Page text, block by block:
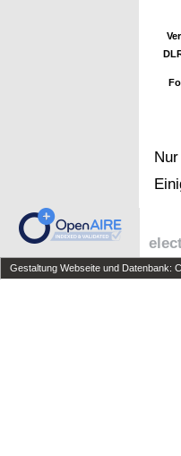
Gestaltung Webseite und Datenbank: